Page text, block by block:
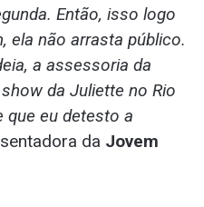
Então, isso logo
ela não arrasta público.
a assessoria da
da Juliette no Rio
que eu detesto a
da Jovem